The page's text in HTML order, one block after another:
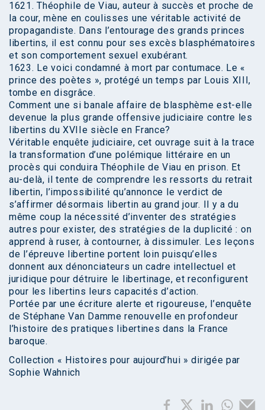
1621. Théophile de Viau, auteur à succès et proche de
la cour, mène en coulisses une véritable activité de
propagandiste. Dans l’entourage des grands princes
libertins, il est connu pour ses excès blasphématoires
et son comportement sexuel exubérant.
1623. Le voici condamné à mort par contumace. Le «
prince des poètes », protégé un temps par Louis XIII,
tombe en disgrâce.
Comment une si banale affaire de blasphème est-elle
devenue la plus grande offensive judiciaire contre les
libertins du XVIIe siècle en France?
Véritable enquête judiciaire, cet ouvrage suit à la trace
la transformation d’une polémique littéraire en un
procès qui conduira Théophile de Viau en prison. Et
au-delà, il tente de comprendre les ressorts du retrait
libertin, l’impossibilité qu’annonce le verdict de
s’affirmer désormais libertin au grand jour. Il y a du
même coup la nécessité d’inventer des stratégies
autres pour exister, des stratégies de la duplicité : on
apprend à ruser, à contourner, à dissimuler. Les leçons
de l’épreuve libertine portent loin puisqu’elles
donnent aux dénonciateurs un cadre intellectuel et
juridique pour détruire le libertinage, et reconfigurent
pour les libertins leurs capacités d’action.
Portée par une écriture alerte et rigoureuse, l’enquête
de Stéphane Van Damme renouvelle en profondeur
l’histoire des pratiques libertines dans la France
baroque.
Collection « Histoires pour aujourd’hui » dirigée par
Sophie Wahnich